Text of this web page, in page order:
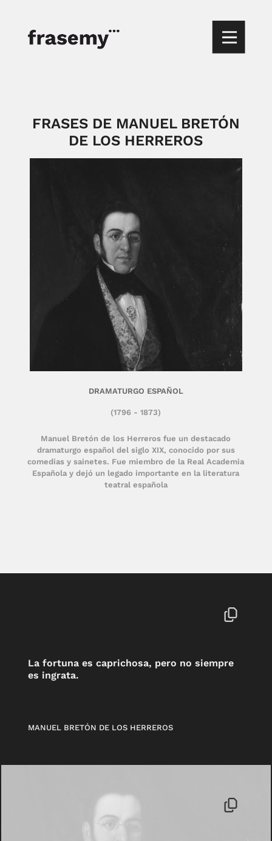
FRASES DE MANUEL BRETÓN
DE LOS HERREROS
Manuel Bretón de los Herreros fue un destacado
dramaturgo español del siglo XIX, conocido por sus
comedias y sainetes. Fue miembro de la Real Academia
Española y dejó un legado importante en la literatura
teatral española
(1796 - 1873)
DRAMATURGO ESPAÑOL
La fortuna es caprichosa, pero no siempre
es ingrata.
MANUEL BRETÓN DE LOS HERREROS